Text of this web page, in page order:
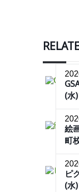
(水
絵
町
ピ
(水